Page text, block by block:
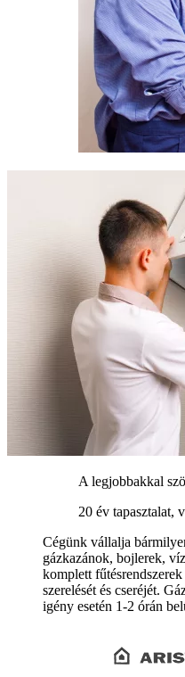
A legjobbakkal
20 év tapasztalat,
Cégünk vállalja
gázkazánok, bojlerek,
komplett
szerelését és cseréjét.
igény esetén 1-2 órán